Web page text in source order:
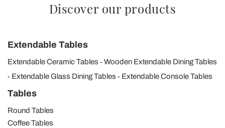
Discover our products
Extendable Tables
Extendable Ceramic Tables
Wooden Extendable Dining Tables
Extendable Glass Dining Tables
Extendable Console Tables
Tables
Round Tables
Coffee Tables